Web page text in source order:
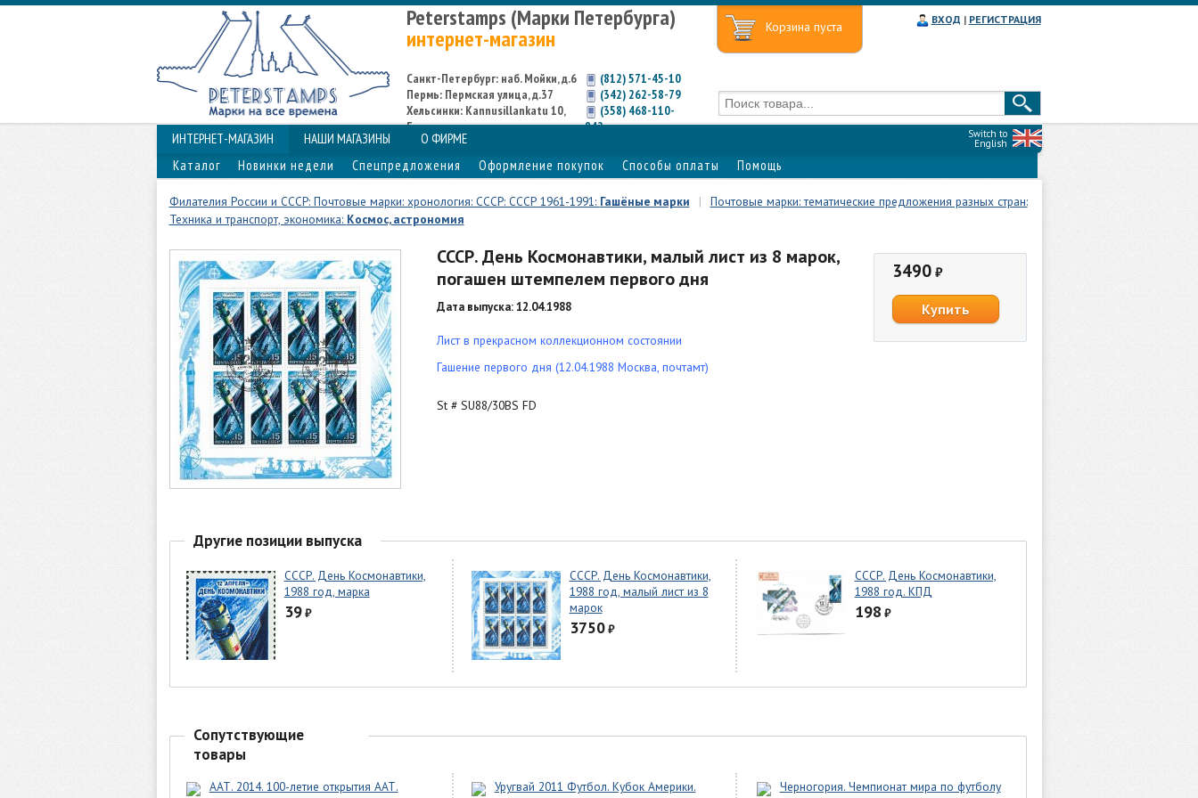
Peterstamps (Марки Петербурга)
интернет-магазин
Санкт-Петербург: наб. Мойки, д.6
Пермь: Пермская улица, д.37
Хельсинки: Kannusillankatu 10,
Espoo
(812) 571-45-10
(342) 262-58-79
(358) 468-110-
842
Корзина пуста ВХОД | РЕГИСТРАЦИЯ
Switch to
English
ИНТЕРНЕТ-МАГАЗИН НАШИ МАГАЗИНЫ
О ФИРМЕ
Каталог
Новинки недели Спецпредложения Оформление покупок Способы оплаты Помощь
Филателия России и СССР: Почтовые марки: хронология: СССР: СССР 1961-1991: Гашёные марки |
Почтовые марки: тематические предложения разных стран:
Техника и транспорт, экономика: Космос, астрономия
СССР. День Космонавтики, малый лист из 8 марок,
погашен штемпелем первого дня
Дата выпуска: 12.04.1988
Лист в прекрасном коллекционном состоянии
Гашение первого дня (12.04.1988 Москва, почтамт)
St # SU88/30BS FD
3490 ₽
Другие позиции выпуска
СССР. День Космонавтики,
1988 год, марка
39₽
СССР. День Космонавтики,
1988 год, малый лист из 8
марок
3750₽
СССР. День Космонавтики,
1988 год. КПД
198 ₽
Сопутствующие
товары
ААТ. 2014. 100-летие открытия ААТ.
Уругвай 2011 Футбол. Кубок Америки.
Черногория. Чемпионат мира по футболу